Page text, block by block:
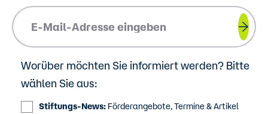
Worüber möchten Sie informiert werden? Bitte
wählen Sie aus:
Stiftungs-News: Förderangebote, Termine & Artikel